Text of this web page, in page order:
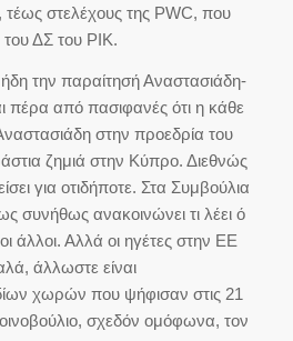
στελέχους της PWC, που
ΔΣ του ΡΙΚ.
την παραίτησή Αναστασιάδη-
πέρα από πασιφανές ότι η κάθε
στην προεδρία του
ζημιά στην Κύπρο. Διεθνώς
για οτιδήποτε. Στα Συμβούλια
συνήθως ανακοινώνει τι λέει ό
οι άλλοι. Αλλά οι ηγέτες στην ΕΕ
άλλωστε είναι
χωρών που ψήφισαν στις 21
σχεδόν ομόφωνα, τον